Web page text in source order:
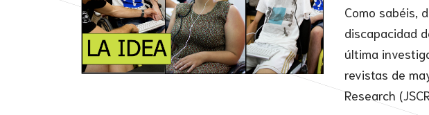
Como sabéis,
discapacidad
última
revistas de
Research